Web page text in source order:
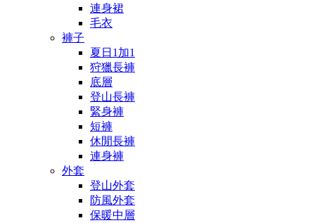
連身裙
毛衣
褲子
夏日1加1
狩獵長褲
底層
登山長褲
緊身褲
短褲
休閒長褲
連身褲
外套
登山外套
防風外套
保暖中層